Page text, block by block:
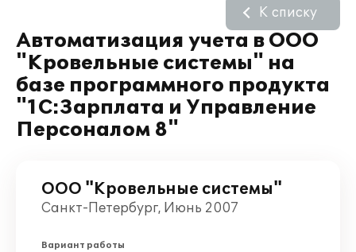
Автоматизация учета в ООО
"Кровельные системы" на
базе программного продукта
"1С:Зарплата и Управление
Персоналом 8"
К списку
ООО "Кровельные системы"
Санкт-Петербург, Июнь 2007
Вариант работы